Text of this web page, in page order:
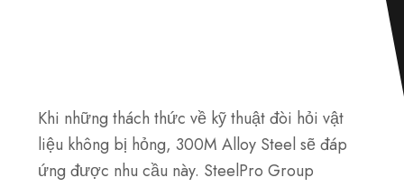
Khi những thách thức về kỹ thuật đòi hỏi vật
liệu không bị hỏng, 300M Alloy Steel sẽ đáp
ứng được nhu cầu này. SteelPro Group